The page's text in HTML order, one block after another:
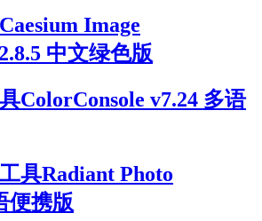
Image
中文绿色版
ColorConsole v7.24 多语
具Radiant Photo
便携版